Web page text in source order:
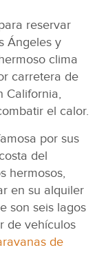
reservar
Ángeles y
clima
carretera de
California,
el calor.
por sus
del
hermosos,
en su alquiler
son seis lagos
de vehículos
de